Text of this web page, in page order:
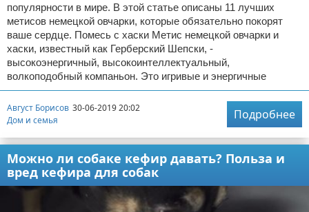
популярности в мире. В этой статье описаны 11 лучших
метисов немецкой овчарки, которые обязательно покорят
ваше сердце. Помесь с хаски Метис немецкой овчарки и
хаски, известный как Герберский Шепски, -
высокоэнергичный, высокоинтеллектуальный,
волкоподобный компаньон. Это игривые и энергичные
Август Борисов 30-06-2019 20:02
Дом и семья
Подробнее
Можно ли собаке кефир давать? Польза и
вред кефира для собак